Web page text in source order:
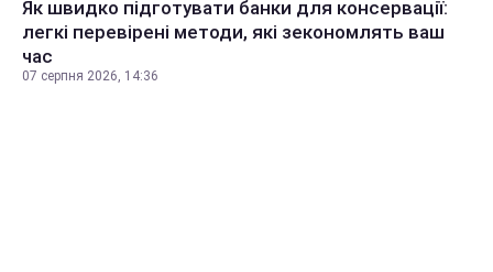
Як швидко підготувати банки для консервації:
легкі перевірені методи, які зекономлять ваш
час
07 серпня 2026, 14:36